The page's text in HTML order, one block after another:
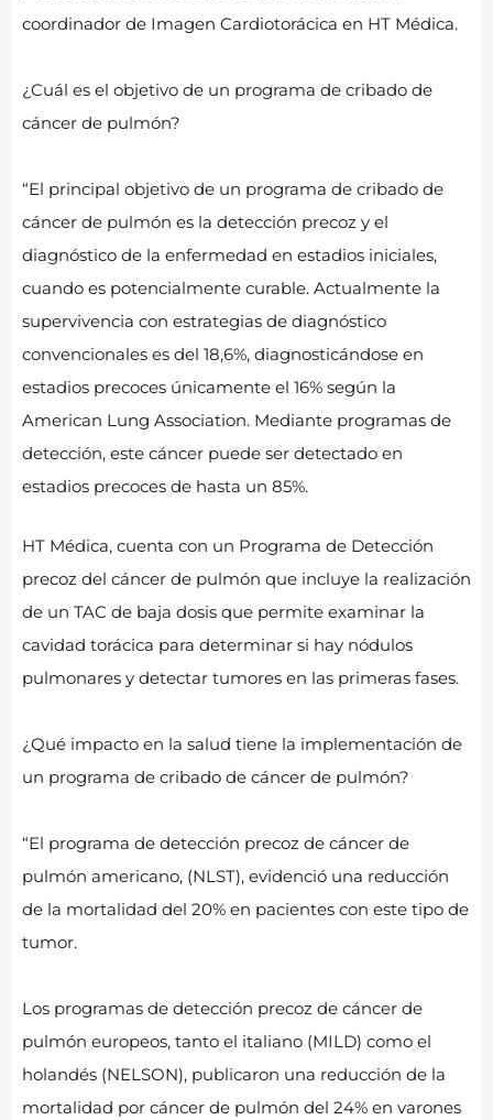
coordinador de Imagen Cardiotorácica en HT Médica.
¿Cuál es el objetivo de un programa de cribado de
cáncer de pulmón?
“El principal objetivo de un programa de cribado de
cáncer de pulmón es la detección precoz y el
diagnóstico de la enfermedad en estadios iniciales,
cuando es potencialmente curable. Actualmente la
supervivencia con estrategias de diagnóstico
convencionales es del 18,6%, diagnosticándose en
estadios precoces únicamente el 16% según la
American Lung Association. Mediante programas de
detección, este cáncer puede ser detectado en
estadios precoces de hasta un 85%.
HT Médica, cuenta con un Programa de Detección
precoz del cáncer de pulmón que incluye la realización
de un TAC de baja dosis que permite examinar la
cavidad torácica para determinar si hay nódulos
pulmonares y detectar tumores en las primeras fases.
¿Qué impacto en la salud tiene la implementación de
un programa de cribado de cáncer de pulmón?
“El programa de detección precoz de cáncer de
pulmón americano, (NLST), evidenció una reducción
de la mortalidad del 20% en pacientes con este tipo de
tumor.
Los programas de detección precoz de cáncer de
pulmón europeos, tanto el italiano (MILD) como el
holandés (NELSON), publicaron una reducción de la
mortalidad por cáncer de pulmón del 24% en varones